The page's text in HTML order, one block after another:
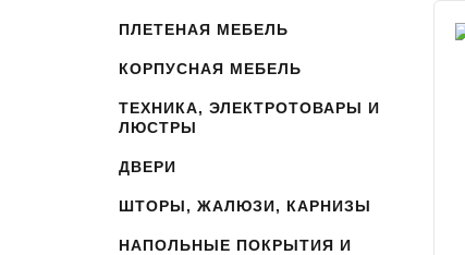
ПЛЕТЕНАЯ МЕБЕЛЬ
КОРПУСНАЯ МЕБЕЛЬ
ТЕХНИКА, ЭЛЕКТРОТОВАРЫ И
ЛЮСТРЫ
ДВЕРИ
ШТОРЫ, ЖАЛЮЗИ, КАРНИЗЫ
НАПОЛЬНЫЕ ПОКРЫТИЯ И